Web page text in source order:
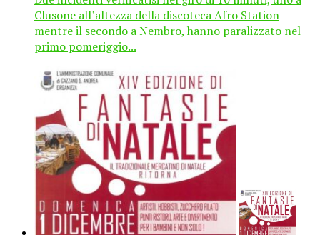
Clusone all’altezza della discoteca Afro Station
mentre il secondo a Nembro, hanno paralizzato nel
primo pomeriggio...